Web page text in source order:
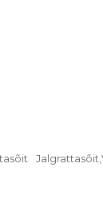
Sildid
Jalgrattasõit ,